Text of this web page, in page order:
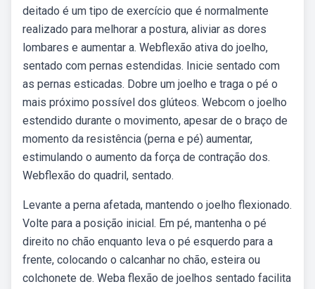
deitado é um tipo de exercício que é normalmente
realizado para melhorar a postura, aliviar as dores
lombares e aumentar a. Webflexão ativa do joelho,
sentado com pernas estendidas. Inicie sentado com
as pernas esticadas. Dobre um joelho e traga o pé o
mais próximo possível dos glúteos. Webcom o joelho
estendido durante o movimento, apesar de o braço de
momento da resistência (perna e pé) aumentar,
estimulando o aumento da força de contração dos.
Webflexão do quadril, sentado.
Levante a perna afetada, mantendo o joelho flexionado.
Volte para a posição inicial. Em pé, mantenha o pé
direito no chão enquanto leva o pé esquerdo para a
frente, colocando o calcanhar no chão, esteira ou
colchonete de. Weba flexão de joelhos sentado facilita